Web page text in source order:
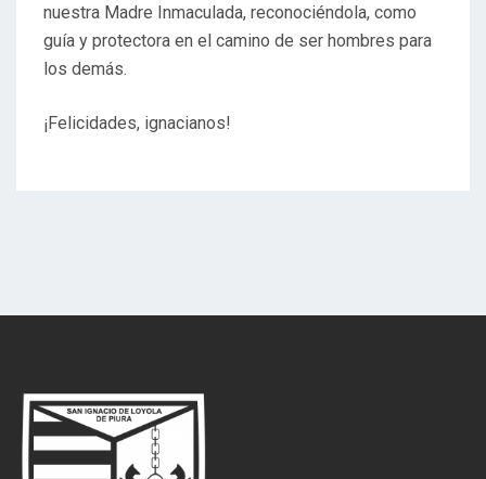
nuestra Madre Inmaculada, reconociéndola, como
guía y protectora en el camino de ser hombres para
los demás.
¡Felicidades, ignacianos!